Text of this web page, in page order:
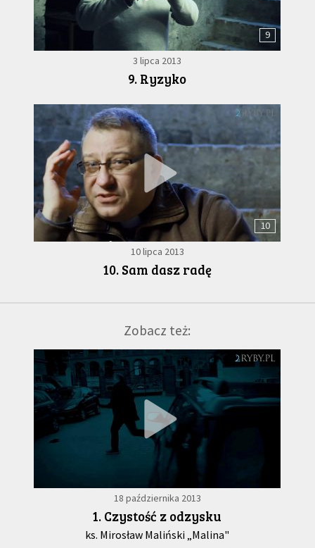
9
3 lipca 2013
9. Ryzyko
10
10 lipca 2013
10. Sam dasz radę
Zobacz też:
18 października 2013
1. Czystość z odzysku
ks. Mirosław Maliński „Malina"